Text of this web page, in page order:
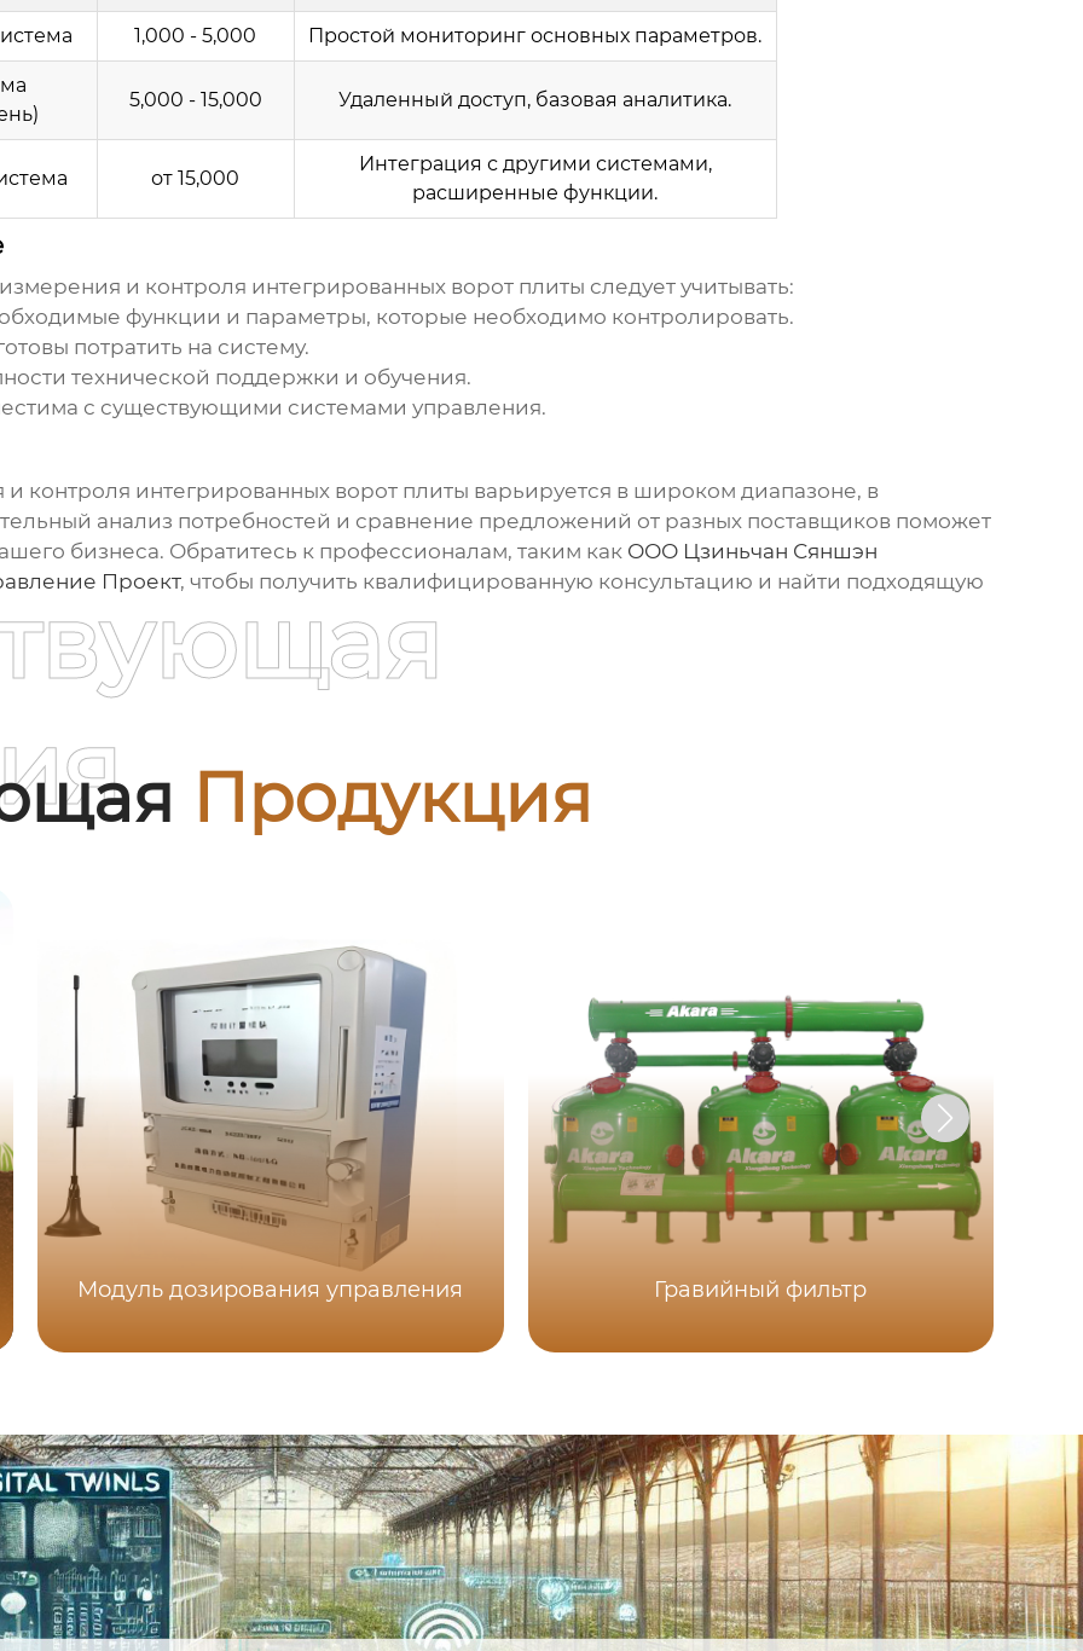
1,000 - 5,000 Простой мониторинг основных параметров.
5,000 - 15,000 Удаленный доступ, базовая аналитика.
от 15,000
Интеграция с другими системами,
расширенные функции.
и контроля интегрированных ворот плиты следует учитывать:
функции и параметры, которые необходимо контролировать.
потратить на систему.
технической поддержки и обучения.
с существующими системами управления.
контроля интегрированных ворот плиты варьируется в широком диапазоне, в
анализ потребностей и сравнение предложений от разных поставщиков поможет
бизнеса. Обратитесь к профессионалам, таким как ООО Цзиньчан Сяншэн
Проект, чтобы получить квалифицированную консультацию и найти подходящую
Продукция
Модуль дозирования управления Гравийный фильтр